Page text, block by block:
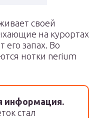
своей
на курортах
запах. Во
нотки nerium
информация.
стал